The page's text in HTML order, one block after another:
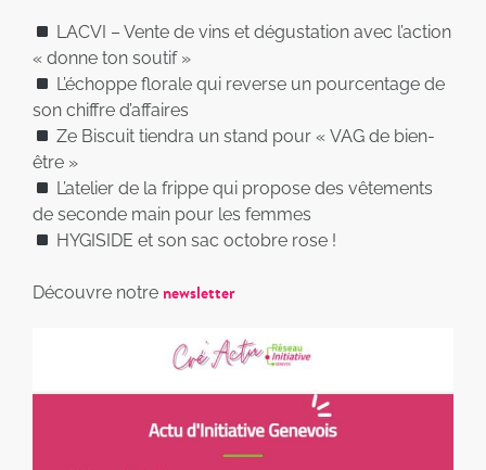
LACVI – Vente de vins et dégustation avec l’action
« donne ton soutif »
L’échoppe florale qui reverse un pourcentage de
son chiffre d’affaires
Ze Biscuit tiendra un stand pour « VAG de bien-
être »
L’atelier de la frippe qui propose des vêtements
de seconde main pour les femmes
HYGISIDE et son sac octobre rose !
Découvre notre newsletter